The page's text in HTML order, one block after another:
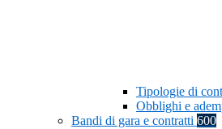
Tipologie di
Obblighi e
Bandi di gara e contratti 600